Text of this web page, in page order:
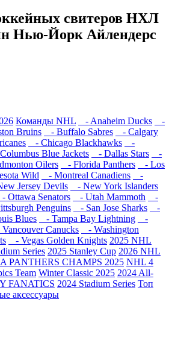
свитеров НХЛ
Нью-Йорк Айлендерс
Команды NHL - Anaheim Ducks
-
Bruins - Buffalo Sabres
- Calgary
- Chicago Blackhawks
-
Blue Jackets - Dallas Stars
-
Oilers - Florida Panthers
- Los
Wild - Montreal Canadiens
-
Jersey Devils
- New York Islanders
- Ottawa Senators - Utah Mammoth
-
Penguins - San Jose Sharks
-
Blues - Tampa Bay Lightning
-
Canucks
- Washington
- Vegas Golden Knights 2025 NHL
Series 2025 Stanley Cup 2026 NHL
PANTHERS CHAMPS 2025 NHL 4
Team Winter Classic 2025 2024 All-
FANATICS 2024 Stadium Series Топ
аксессуары